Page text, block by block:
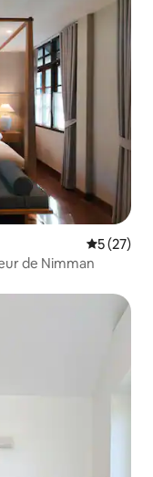
5 (27)
de Nimman